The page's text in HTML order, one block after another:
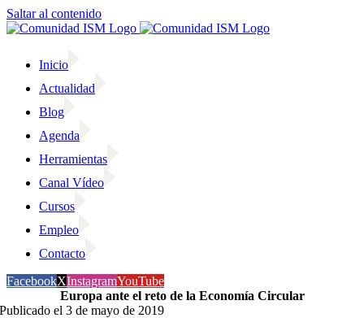
Saltar al contenido
Inicio
Actualidad
Blog
Agenda
Herramientas
Canal Vídeo
Cursos
Empleo
Contacto
FacebookXInstagramYouTube
Europa ante el reto de la Economía Circular
Publicado el 3 de mayo de 2019